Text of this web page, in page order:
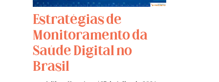
Estratégias de
Monitoramento da
Saúde Digital no
Brasil